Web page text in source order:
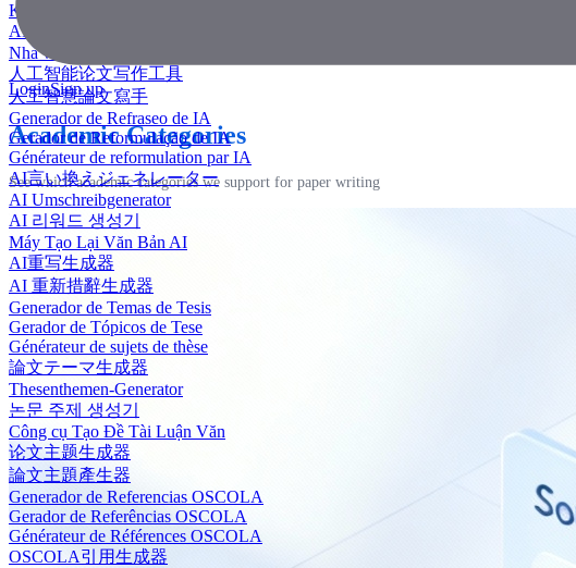
KI Essay-Schreiber
AI 에세이 작성기
Nhà văn luận văn AI
人工智能论文写作工具
人工智慧論文寫手
Generador de Refraseo de IA
Gerador de Reformulação de IA
Générateur de reformulation par IA
AI言い換えジェネレーター
AI Umschreibgenerator
AI 리워드 생성기
Máy Tạo Lại Văn Bản AI
AI重写生成器
AI 重新措辭生成器
Generador de Temas de Tesis
Gerador de Tópicos de Tese
Générateur de sujets de thèse
論文テーマ生成器
Thesenthemen-Generator
논문 주제 생성기
Công cụ Tạo Đề Tài Luận Văn
论文主题生成器
論文主題產生器
Generador de Referencias OSCOLA
Gerador de Referências OSCOLA
Générateur de Références OSCOLA
OSCOLA引用生成器
LoginSign up
Academic Categories
See which academic categories we support for paper writing